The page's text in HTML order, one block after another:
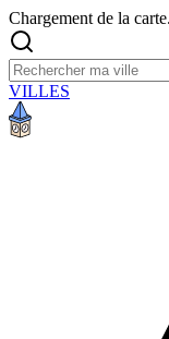
Chargement de la
VILLES